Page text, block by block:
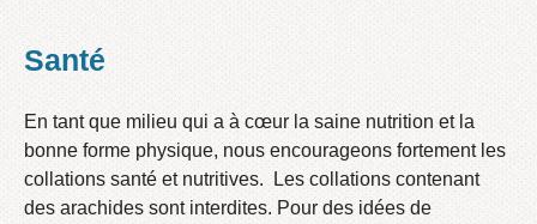
Santé
En tant que milieu qui a à cœur la saine nutrition et la
bonne forme physique, nous encourageons fortement les
collations santé et nutritives. Les collations contenant
des arachides sont interdites. Pour des idées de